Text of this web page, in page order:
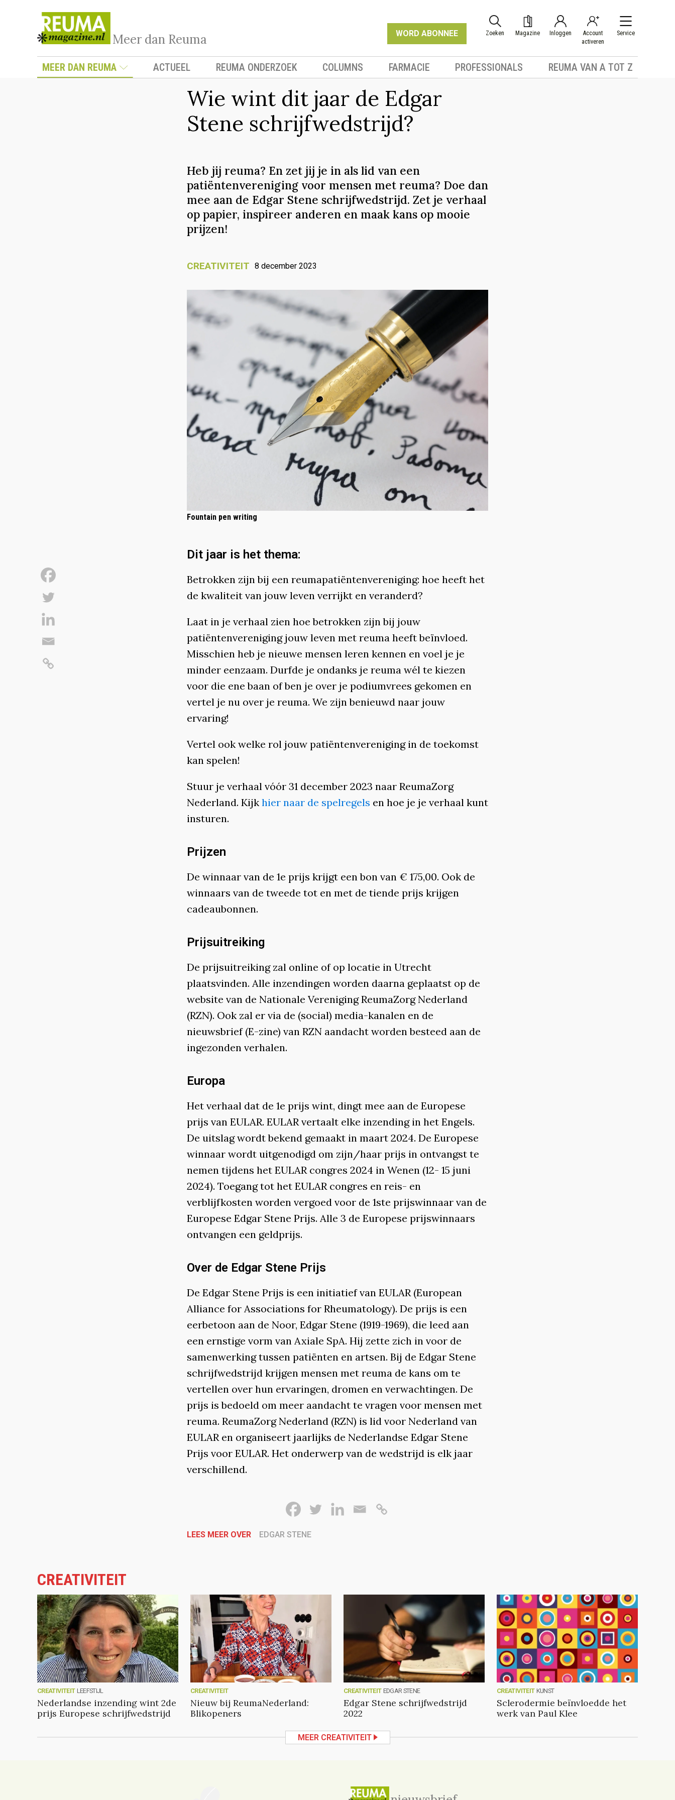
Meer dan Reuma WORD ABONNEE Zoeken Magazine Inloggen
Account
activeren
Service
MEER DAN REUMA ACTUEEL REUMA ONDERZOEK COLUMNS FARMACIE PROFESSIONALS REUMA VAN A TOT Z
Wie wint dit jaar de Edgar
Stene schrijfwedstrijd?
Heb jij reuma? En zet jij je in als lid van een
patiëntenvereniging voor mensen met reuma? Doe dan
mee aan de Edgar Stene schrijfwedstrijd. Zet je verhaal
op papier, inspireer anderen en maak kans op mooie
prijzen!
CREATIVITEIT 8 december 2023
Fountain pen writing
Dit jaar is het thema:
Betrokken zijn bij een reumapatiëntenvereniging: hoe heeft het
de kwaliteit van jouw leven verrijkt en veranderd?
Laat in je verhaal zien hoe betrokken zijn bij jouw
patiëntenvereniging jouw leven met reuma heeft beïnvloed.
Misschien heb je nieuwe mensen leren kennen en voel je je
minder eenzaam. Durfde je ondanks je reuma wél te kiezen
voor die ene baan of ben je over je podiumvrees gekomen en
vertel je nu over je reuma. We zijn benieuwd naar jouw
ervaring!
Vertel ook welke rol jouw patiëntenvereniging in de toekomst
kan spelen!
Stuur je verhaal vóór 31 december 2023 naar ReumaZorg
Nederland. Kijk hier naar de spelregels en hoe je je verhaal kunt
insturen.
Prijzen
De winnaar van de 1e prijs krijgt een bon van € 175,00. Ook de
winnaars van de tweede tot en met de tiende prijs krijgen
cadeaubonnen.
Prijsuitreiking
De prijsuitreiking zal online of op locatie in Utrecht
plaatsvinden. Alle inzendingen worden daarna geplaatst op de
website van de Nationale Vereniging ReumaZorg Nederland
(RZN). Ook zal er via de (social) media-kanalen en de
nieuwsbrief (E-zine) van RZN aandacht worden besteed aan de
ingezonden verhalen.
Europa
Het verhaal dat de 1e prijs wint, dingt mee aan de Europese
prijs van EULAR. EULAR vertaalt elke inzending in het Engels.
De uitslag wordt bekend gemaakt in maart 2024. De Europese
winnaar wordt uitgenodigd om zijn/haar prijs in ontvangst te
nemen tijdens het EULAR congres 2024 in Wenen (12- 15 juni
2024). Toegang tot het EULAR congres en reis- en
verblijfkosten worden vergoed voor de 1ste prijswinnaar van de
Europese Edgar Stene Prijs. Alle 3 de Europese prijswinnaars
ontvangen een geldprijs.
Over de Edgar Stene Prijs
De Edgar Stene Prijs is een initiatief van EULAR (European
Alliance for Associations for Rheumatology). De prijs is een
eerbetoon aan de Noor, Edgar Stene (1919-1969), die leed aan
een ernstige vorm van Axiale SpA. Hij zette zich in voor de
samenwerking tussen patiënten en artsen. Bij de Edgar Stene
schrijfwedstrijd krijgen mensen met reuma de kans om te
vertellen over hun ervaringen, dromen en verwachtingen. De
prijs is bedoeld om meer aandacht te vragen voor mensen met
reuma. ReumaZorg Nederland (RZN) is lid voor Nederland van
EULAR en organiseert jaarlijks de Nederlandse Edgar Stene
Prijs voor EULAR. Het onderwerp van de wedstrijd is elk jaar
verschillend.
LEES MEER OVER EDGAR STENE
CREATIVITEIT
CREATIVITEIT LEEFSTIJL
Nederlandse inzending wint 2de
prijs Europese schrijfwedstrijd
CREATIVITEIT
Nieuw bij ReumaNederland:
Blikopeners
CREATIVITEIT EDGAR STENE
Edgar Stene schrijfwedstrijd
2022
CREATIVITEIT KUNST
Sclerodermie beïnvloedde het
werk van Paul Klee
MEER CREATIVITEIT